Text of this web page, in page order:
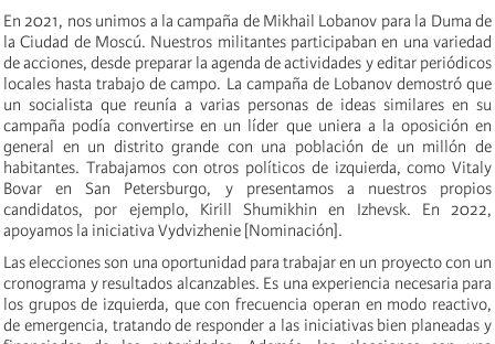
En 2021, nos unimos a la campaña de Mikhail Lobanov para la Duma de
la Ciudad de Moscú. Nuestros militantes participaban en una variedad
de acciones, desde preparar la agenda de actividades y editar periódicos
locales hasta trabajo de campo. La campaña de Lobanov demostró que
un socialista que reunía a varias personas de ideas similares en su
campaña podía convertirse en un líder que uniera a la oposición en
general en un distrito grande con una población de un millón de
habitantes. Trabajamos con otros políticos de izquierda, como Vitaly
Bovar en San Petersburgo, y presentamos a nuestros propios
candidatos, por ejemplo, Kirill Shumikhin en Izhevsk. En 2022,
apoyamos la iniciativa Vydvizhenie [Nominación].
Las elecciones son una oportunidad para trabajar en un proyecto con un
cronograma y resultados alcanzables. Es una experiencia necesaria para
los grupos de izquierda, que con frecuencia operan en modo reactivo,
de emergencia, tratando de responder a las iniciativas bien planeadas y